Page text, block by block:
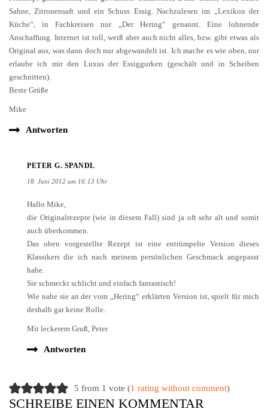
Sahne, Zitronensaft und ein Schuss Essig. Nachzulesen im „Lexikon der
Küche“, in Fachkreisen nur „Der Hering“ genannt. Eine lohnende
Anschaffung. Internet ist toll, weiß aber auch nicht alles, bzw. gibt etwas als
Original aus, was dann doch nur abgewandelt ist. Ich mache es wie oben, nur
erlaube ich mir den Luxus der Essiggurken (geschält und in Scheiben
geschnitten).
Beste Grüße
Mike
Antworten
PETER G. SPANDL
18. Juni 2012 um 16:13 Uhr
Hallo Mike,
die Originalrezepte (wie in diesem Fall) sind ja oft sehr alt und somit
auch überkommen.
Das oben vorgestellte Rezept ist eine entrümpelte Version dieses
Klassikers die ich nach meinem persönlichen Geschmack angepasst
habe.
Sie schmeckt schlicht und einfach fantastisch!
Wie nahe sie an der vom „Hering“ erklärten Version ist, spielt für mich
deshalb gar keine Rolle.
Mit leckerem Gruß, Peter
Antworten
5 from 1 vote (1 rating without comment)
SCHREIBE EINEN KOMMENTAR